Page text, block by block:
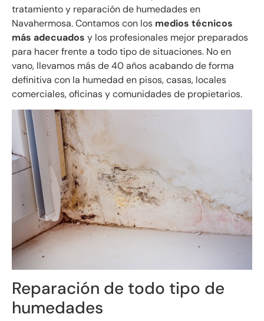
tratamiento y reparación de humedades en
Navahermosa. Contamos con los medios técnicos
más adecuados y los profesionales mejor preparados
para hacer frente a todo tipo de situaciones. No en
vano, llevamos más de 40 años acabando de forma
definitiva con la humedad en pisos, casas, locales
comerciales, oficinas y comunidades de propietarios.
Reparación de todo tipo de
humedades